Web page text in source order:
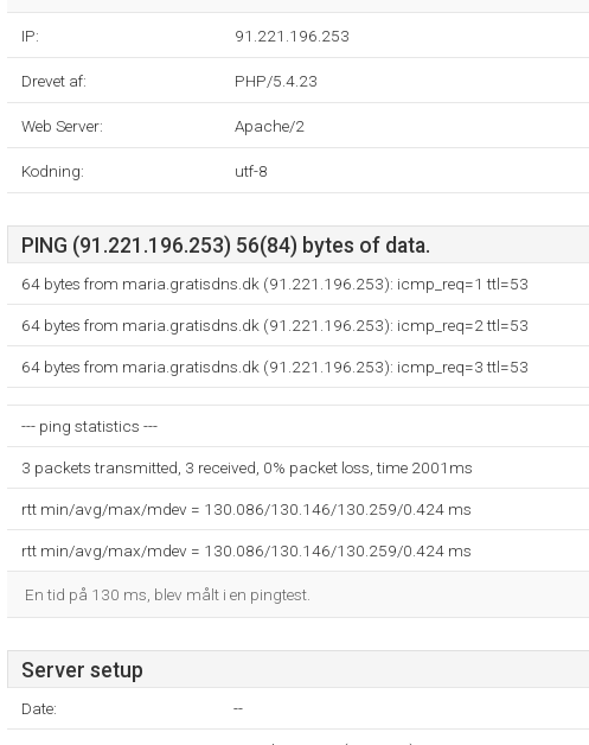
IP: 91.221.196.253
Drevet af: PHP/5.4.23
Web Server: Apache/2
Kodning: utf-8
PING (91.221.196.253) 56(84) bytes of data.
64 bytes from maria.gratisdns.dk (91.221.196.253): icmp_req=1 ttl=53
64 bytes from maria.gratisdns.dk (91.221.196.253): icmp_req=2 ttl=53
64 bytes from maria.gratisdns.dk (91.221.196.253): icmp_req=3 ttl=53
--- ping statistics ---
3 packets transmitted, 3 received, 0% packet loss, time 2001ms
rtt min/avg/max/mdev = 130.086/130.146/130.259/0.424 ms
rtt min/avg/max/mdev = 130.086/130.146/130.259/0.424 ms
En tid på 130 ms, blev målt i en pingtest.
Server setup
Date: --